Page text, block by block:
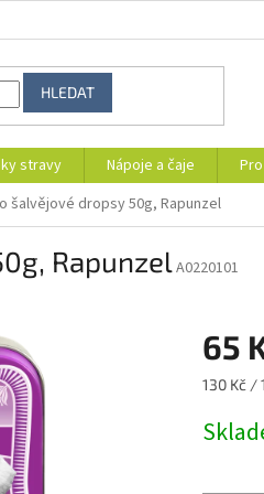
HLEDAT
stravy Nápoje a čaje
šalvějové dropsy 50g, Rapunzel
RapunzelA0220101
65
Měrná
130 Kč /